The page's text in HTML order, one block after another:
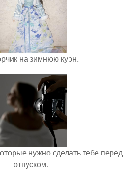
на зимнюю курн.
нужно сделать тебе перед
отпуском.